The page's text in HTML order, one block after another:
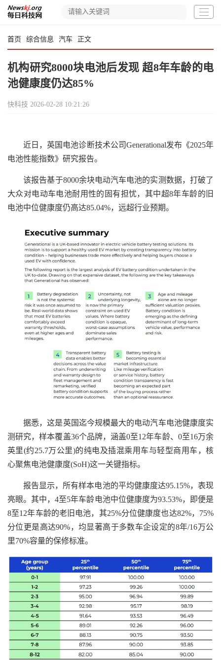
首页 综合信息 汽车 正文
机构研究8000块电池后发现 超8年车龄的电
池健康度仍达85%
快科技 2026-02-28 10:21:26
近日，英国电池诊断技术公司Generational发布《2025年
电池性能指数》研究报告。
该报告基于8000余块电动汽车电池的实测数据，打破了
大众对电动车电池耐用性的固有担忧，其中超8年车龄的旧
电池中位健康度仍高达85.04%，远超行业预期。
据悉，这是英国迄今规模最大的电动汽车电池健康度实
测研究，样本覆盖36个品牌，涵盖0至12年车龄、0至16万余
英里(约25.7万公里)的纯电及插混乘用车与轻型商用车，核
心聚焦电池健康度(SoH)这一关键指标。
报告显示，所有样本电池的平均健康度达95.15%，表现
亮眼。其中，4至5年车龄电池中位健康度为93.53%，即便是
8至12年车龄的老旧电池，其25%分位健康度也达82%，75%
分位更是高达90%，均显著高于多数车企设定的8年/16万公
里70%容量的保修标准。